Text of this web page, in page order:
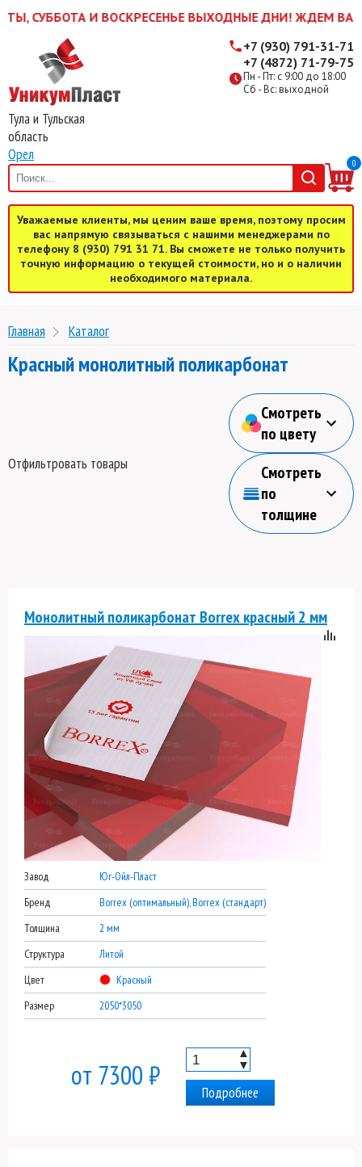
И ВОСКРЕСЕНЬЕ ВЫХОДНЫЕ ДНИ! ЖДЕМ ВАС В БУДНИ
Тула и Тульская
область
Орел
Пн - Пт: с 9:00 до 18:00
Сб - Вс: выходной
+7 (930) 791-31-71
+7 (4872) 71-79-75
0
Уважаемые клиенты, мы ценим ваше время, поэтому просим
вас напрямую связываться с нашими менеджерами по
телефону 8 (930) 791 31 71. Вы сможете не только получить
точную информацию о текущей стоимости, но и о наличии
необходимого материала.
Главная Каталог
Красный монолитный поликарбонат
Отфильтровать товары
Смотреть
по цвету
Смотреть
по
толщине
Монолитный поликарбонат Borrex красный 2 мм
Завод
Юг-Ойл-Пласт
Бренд
Borrex (оптимальный), Borrex (стандарт)
Толщина
2 мм
Структура
Литой
Цвет
Красный
Размер
2050*3050
от 7300 ₽
▲
▼
Подробнее